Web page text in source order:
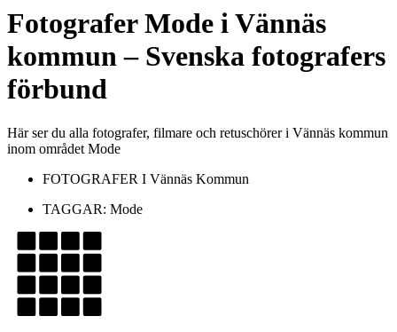
FotograferMode iVännäs
kommun– Svenska fotografers
förbund
Här ser du alla fotografer, filmare och retuschörer i Vännäs kommun
inom området Mode
FOTOGRAFER I Vännäs Kommun
TAGGAR: Mode